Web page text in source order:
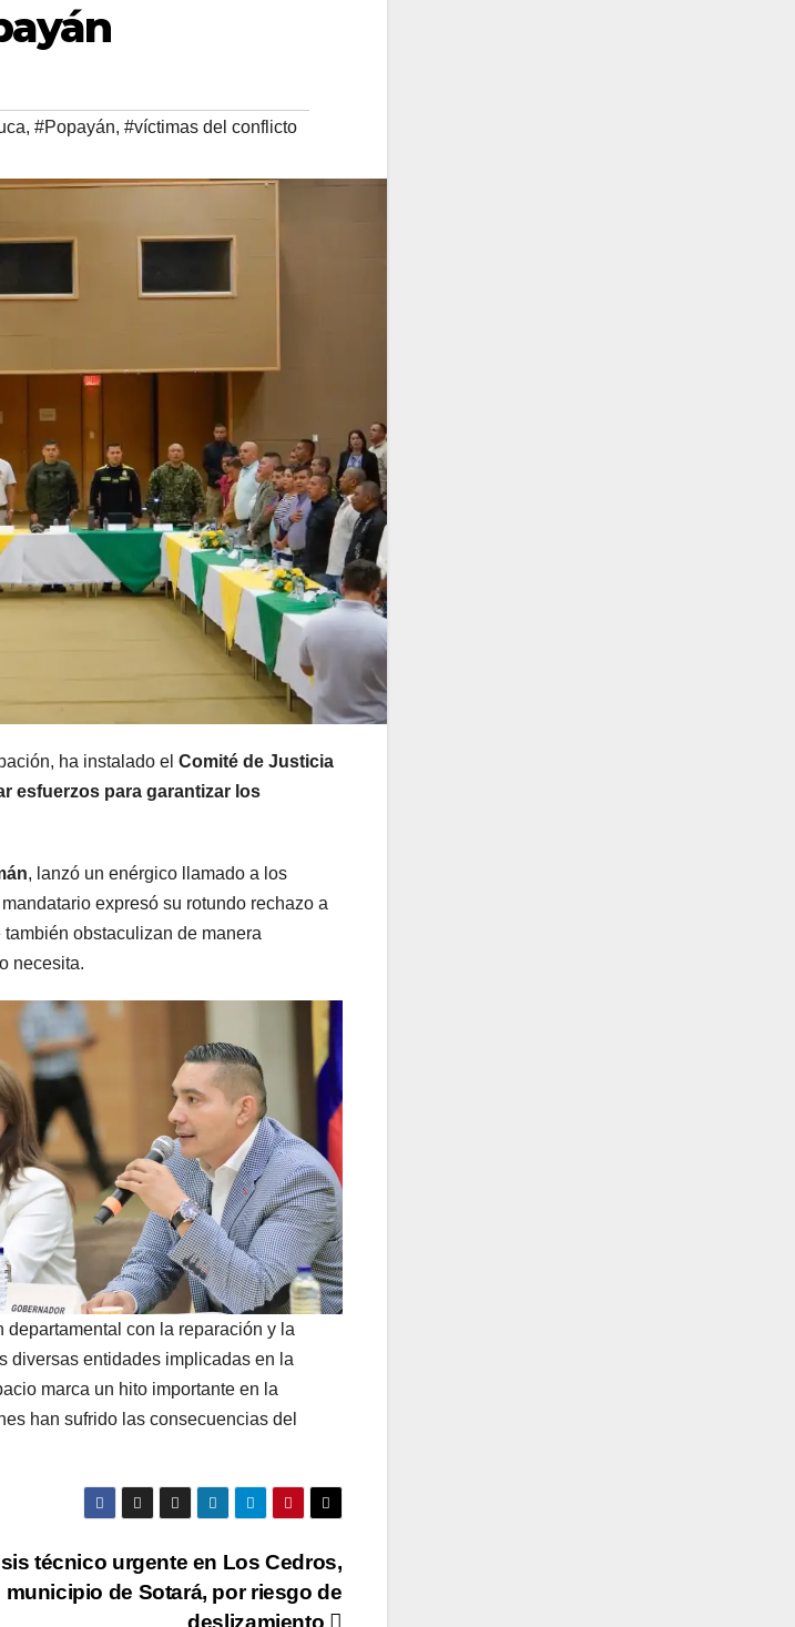
, #Popayán, #víctimas del conflicto
ha instalado el Comité de Justicia
esfuerzos para garantizar los
, lanzó un enérgico llamado a los
expresó su rotundo rechazo a
obstaculizan de manera
necesita.
con la reparación y la
diversas entidades implicadas en la
marca un hito importante en la
han sufrido las consecuencias del
técnico urgente en Los Cedros,
municipio de Sotará, por riesgo de
deslizamiento